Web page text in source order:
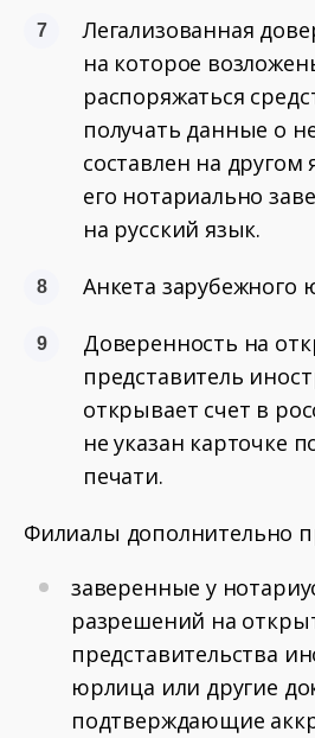
Легализованная
на которое
распоряжаться
получать данные о
составлен на
его нотариально
на русский язык.
Анкета зарубежного
Доверенность на
представитель
открывает счет в
не указан карточке
печати.
Филиалы дополнительно
заверенные у
разрешений на
представительства
юрлица или другие
подтверждающие